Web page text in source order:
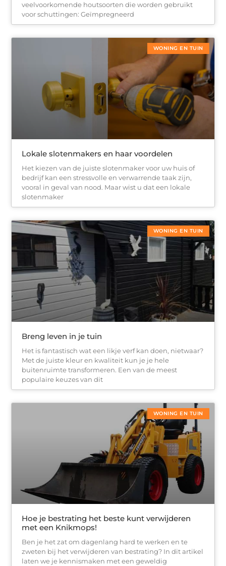
veelvoorkomende houtsoorten die worden gebruikt
voor schuttingen: Geïmpregneerd
WONING EN TUIN
Lokale slotenmakers en haar voordelen
Het kiezen van de juiste slotenmaker voor uw huis of
bedrijf kan een stressvolle en verwarrende taak zijn,
vooral in geval van nood. Maar wist u dat een lokale
slotenmaker
WONING EN TUIN
Breng leven in je tuin
Het is fantastisch wat een likje verf kan doen, nietwaar?
Met de juiste kleur en kwaliteit kun je je hele
buitenruimte transformeren. Een van de meest
populaire keuzes van dit
WONING EN TUIN
Hoe je bestrating het beste kunt verwijderen
met een Knikmops!
Ben je het zat om dagenlang hard te werken en te
zweten bij het verwijderen van bestrating? In dit artikel
laten we je kennismaken met een geweldig